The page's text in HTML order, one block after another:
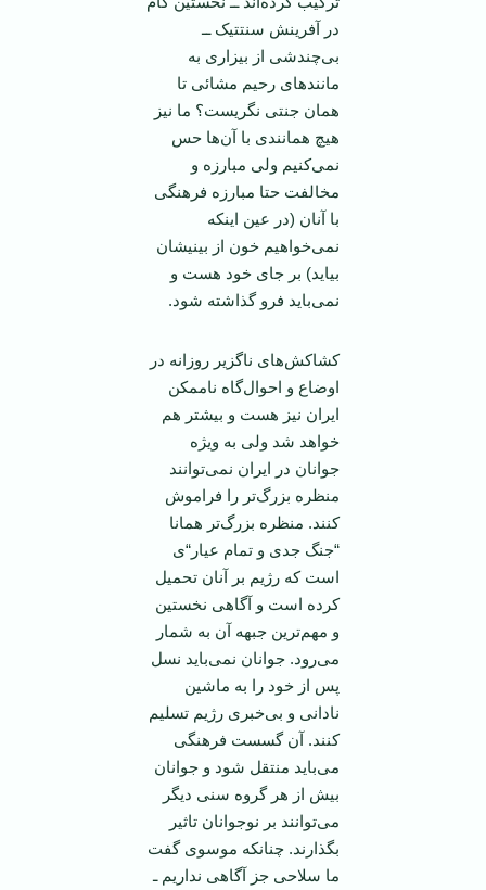
در آفرینش سنتتیک ــ
بی‌چندشی از بیزاری به
مانند‌های رحیم مشائی تا‌‌
همان جنتی نگریست؟ ما نیز
هیچ همانندی با آن‌ها حس
نمی‌کنیم ولی مبارزه و
مخالفت حتا مبارزه فرهنگی
با آنان (در عین اینکه
نمی‌خواهیم خون از بینیشان
بیاید) بر جای خود هست و
نمی‌باید فرو گذاشته شود.
کشاکش‌های ناگزیر روزانه در
اوضاع و احوال‌گاه ناممکن
ایران نیز هست و بیشتر هم
خواهد شد ولی به ویژه
جوانان در ایران نمی‌توانند
منظره بزرگ‌تر را فراموش
کنند. منظره بزرگ‌تر همانا
“جنگ جدی و تمام عیار“ی
است که رژیم بر آنان تحمیل
کرده است و آگاهی نخستین
و مهم‌ترین جبهه آن به شمار
می‌رود. جوانان نمی‌باید نسل
پس از خود را به ماشین
نادانی و بی‌خبری رژیم تسلیم
کنند. آن گسست فرهنگی
می‌باید منتقل شود و جوانان
بیش از هر گروه سنی دیگر
می‌توانند بر نوجوانان تاثیر
بگذارند. چنانکه موسوی گفت
ما سلاحی جز آگاهی نداریم ـ‌‌